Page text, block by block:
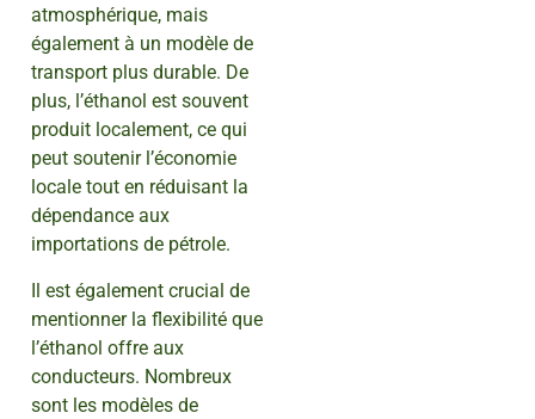
atmosphérique, mais
également à un modèle de
transport plus durable. De
plus, l’éthanol est souvent
produit localement, ce qui
peut soutenir l’économie
locale tout en réduisant la
dépendance aux
importations de pétrole.
Il est également crucial de
mentionner la flexibilité que
l’éthanol offre aux
conducteurs. Nombreux
sont les modèles de